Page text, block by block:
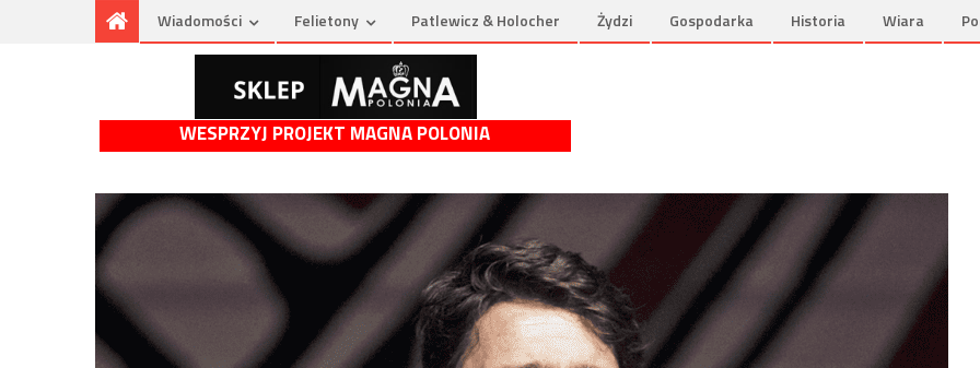
Wiadomości Felietony Patlewicz & Holocher Żydzi Gospodarka Historia Wiara
WESPRZYJ PROJEKT MAGNA POLONIA